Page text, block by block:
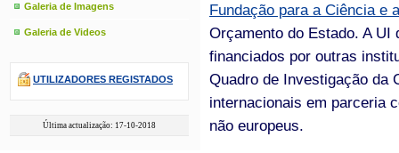
Fundação para a Ciência e
Orçamento do Estado. A
financiados por outras
Quadro de Investigação da
internacionais em parceria
não europeus.
Galeria de Imagens
Galeria de Videos
UTILIZADORES REGISTADOS
Última actualização: 17-10-2018